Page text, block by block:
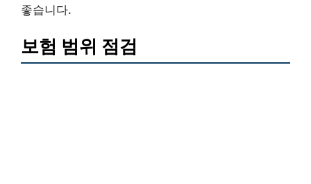
좋습니다.
보험 범위 점검